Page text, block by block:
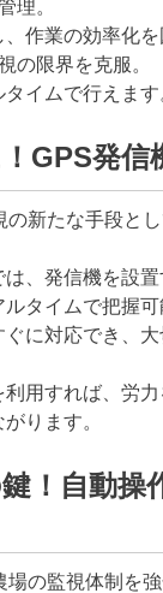
理。
作業の効率化を
の限界を克服。
イムで行えます
GPS発信
の新たな手段と
、発信機を設
タイムで把握可
に対応でき、
用すれば、労
ります。
！自動操
の監視体制を